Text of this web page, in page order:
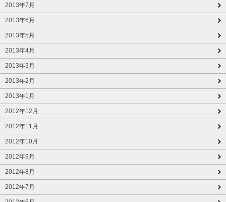
2013年7月
2013年6月
2013年5月
2013年4月
2013年3月
2013年2月
2013年1月
2012年12月
2012年11月
2012年10月
2012年9月
2012年8月
2012年7月